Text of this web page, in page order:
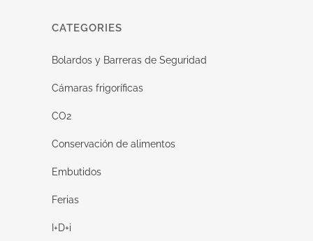
CATEGORIES
Bolardos y Barreras de Seguridad
Cámaras frigoríficas
CO2
Conservación de alimentos
Embutidos
Ferias
I+D+i